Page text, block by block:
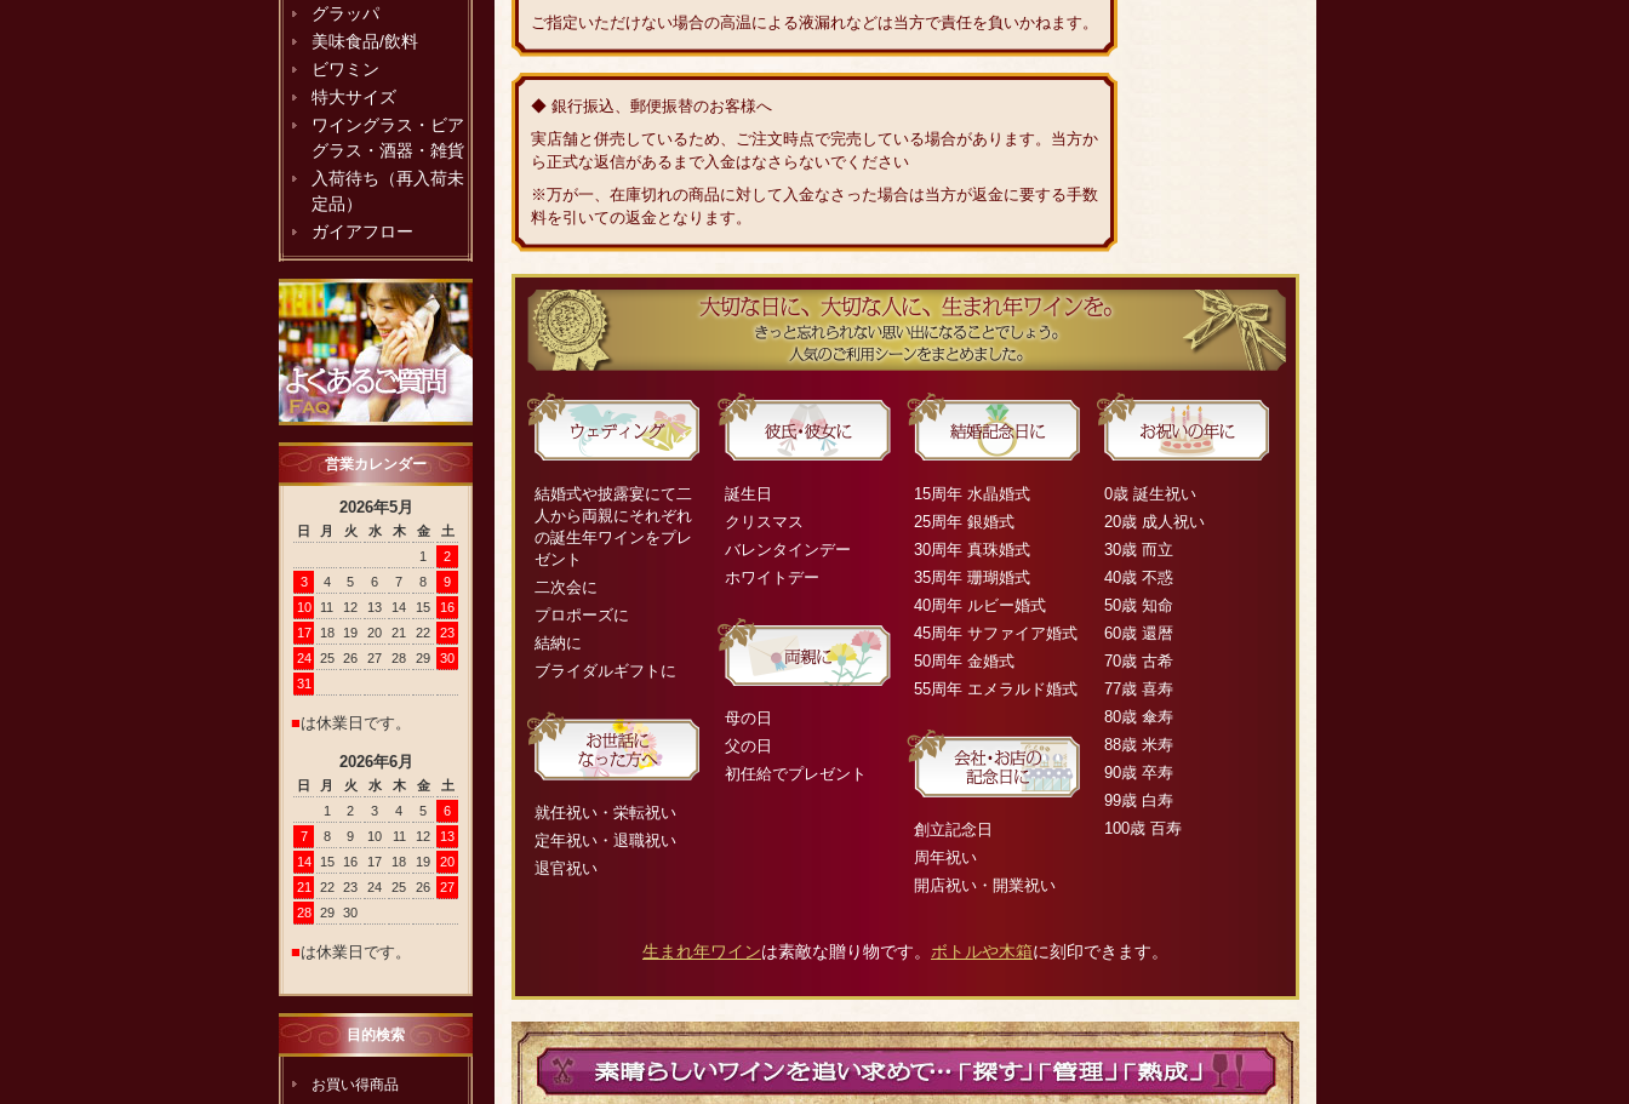
グラッパ
美味食品/飲料
ビワミン
特大サイズ
ワイングラス・ビア
グラス・酒器・雑貨
入荷待ち（再入荷未
定品）
ガイアフロー
営業カレンダー
2026年5月
日 月 火 水 木 金
土
1
2
3
4 5 6 7 8
9
10
11 12 13 14 15
16
17
18 19 20 21 22
23
24
25 26 27 28 29
30
31
■は休業日です。
2026年6月
日 月 火 水 木 金
土
1
2 3 4 5
6
7
8 9 10 11 12
13
14
15 16 17 18 19
20
21
22 23 24 25 26
27
28
29 30
■は休業日です。
目的検索
お買い得商品
ご指定いただけない場合の高温による液漏れなどは当方で責任を負いかねます。
◆ 銀行振込、郵便振替のお客様へ
実店舗と併売しているため、ご注文時点で完売している場合があります。当方か
ら正式な返信があるまで入金はなさらないでください
※万が一、在庫切れの商品に対して入金なさった場合は当方が返金に要する手数
料を引いての返金となります。
結婚式や披露宴にて二
人から両親にそれぞれ
の誕生年ワインをプレ
ゼント
二次会に
プロポーズに
結納に
ブライダルギフトに
就任祝い・栄転祝い
定年祝い・退職祝い
退官祝い
誕生日
クリスマス
バレンタインデー
ホワイトデー
母の日
父の日
初任給でプレゼント
15周年 水晶婚式
25周年 銀婚式
30周年 真珠婚式
35周年 珊瑚婚式
40周年 ルビー婚式
45周年 サファイア婚式
50周年 金婚式
55周年 エメラルド婚式
創立記念日
周年祝い
開店祝い・開業祝い
0歳 誕生祝い
20歳 成人祝い
30歳 而立
40歳 不惑
50歳 知命
60歳 還暦
70歳 古希
77歳 喜寿
80歳 傘寿
88歳 米寿
90歳 卒寿
99歳 白寿
100歳 百寿
生まれ年ワインは素敵な贈り物です。 ボトルや木箱に刻印できます。